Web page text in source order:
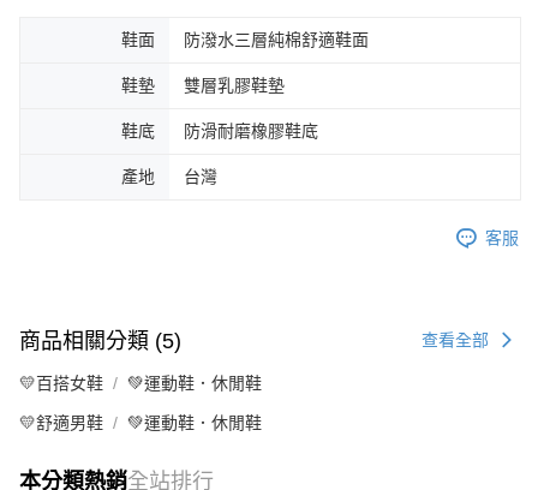
鞋面 防潑水三層純棉舒適鞋面
鞋墊 雙層乳膠鞋墊
鞋底 防滑耐磨橡膠鞋底
產地 台灣
客服
商品相關分類 (5) 查看全部
💛百搭女鞋 💚運動鞋．休閒鞋
💛舒適男鞋 💚運動鞋．休閒鞋
本分類熱銷全站排行